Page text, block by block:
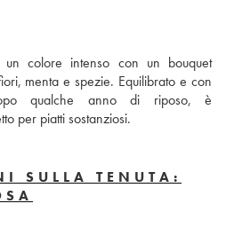
un colore intenso con un bouquet
menta e spezie. Equilibrato e con
qualche anno di riposo, è
per piatti sostanziosi.
SULLA TENUTA: